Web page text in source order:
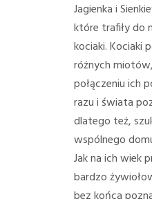
PRZYJACIELE
PORADY/PRAWO
Jagienka i
które trafiły do
kociaki. Kociaki
różnych
połączeniu ich
razu i świata
dlatego też,
wspólnego
Jak na ich wiek
bardzo